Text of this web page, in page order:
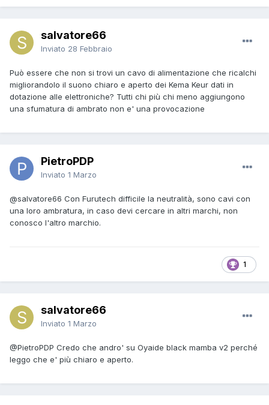
salvatore66
Inviato 28 Febbraio
Può essere che non si trovi un cavo di alimentazione che ricalchi
migliorandolo il suono chiaro e aperto dei Kema Keur dati in
dotazione alle elettroniche? Tutti chi più chi meno aggiungono
una sfumatura di ambrato non e' una provocazione
PietroPDP
Inviato 1 Marzo
@salvatore66 Con Furutech difficile la neutralità, sono cavi con
una loro ambratura, in caso devi cercare in altri marchi, non
conosco l'altro marchio.
1
salvatore66
Inviato 1 Marzo
@PietroPDP Credo che andro' su Oyaide black mamba v2 perché
leggo che e' più chiaro e aperto.